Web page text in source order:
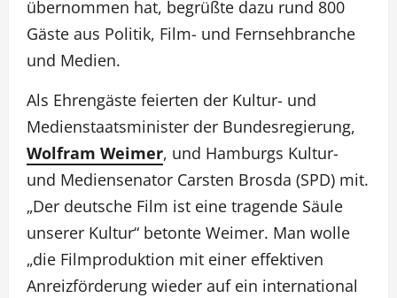
übernommen hat, begrüßte dazu rund 800
Gäste aus Politik, Film- und Fernsehbranche
und Medien.
Als Ehrengäste feierten der Kultur- und
Medienstaatsminister der Bundesregierung,
Wolfram Weimer, und Hamburgs Kultur-
und Mediensenator Carsten Brosda (SPD) mit.
„Der deutsche Film ist eine tragende Säule
unserer Kultur“ betonte Weimer. Man wolle
„die Filmproduktion mit einer effektiven
Anreizförderung wieder auf ein international